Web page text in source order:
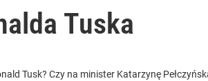
Tuska
Tusk? Czy na minister Katarzynę